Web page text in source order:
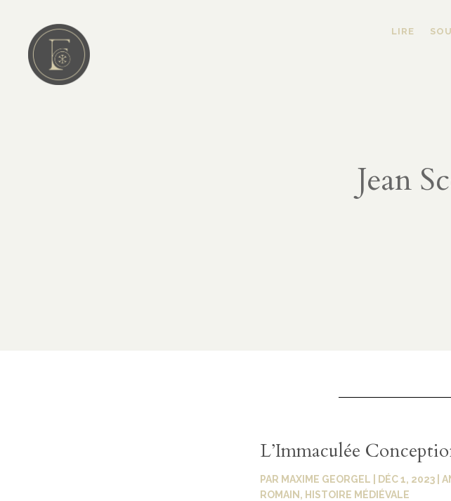
LIRE
Jean
L’Immaculée
PAR MAXIME GEORGEL DÉC 1, 2023|
ROMAIN , HISTOIRE MÉDIÉVALE